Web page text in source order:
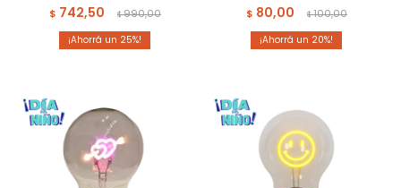
$ 742,50 $990,00
25
$ 80,00 $100,00
20